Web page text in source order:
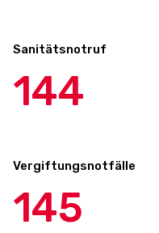
Sanitätsnotruf
144
Vergiftungsnotfälle
145